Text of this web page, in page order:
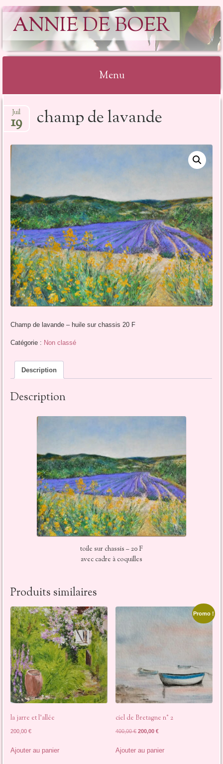
ANNIE DE BOER
Menu
au
contenu
champ de lavande
Juil
19
Champ de lavande – huile sur chassis 20 F
Catégorie : Non classé
Description
Description
toile sur chassis – 20 F
avec cadre à coquilles
Produits similaires
la jarre et l’allée
200,00€
Ajouter au panier
Promo !
ciel de Bretagne n° 2
400,00€ Le
initial
200,00€Le
actuel
Ajouter au panier